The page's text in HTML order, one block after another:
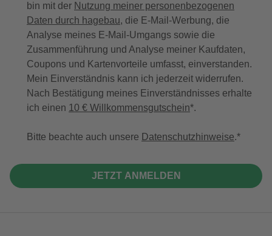
bin mit der Nutzung meiner personenbezogenen
Daten durch hagebau, die E-Mail-Werbung, die
Analyse meines E-Mail-Umgangs sowie die
Zusammenführung und Analyse meiner Kaufdaten,
Coupons und Kartenvorteile umfasst, einverstanden.
Mein Einverständnis kann ich jederzeit widerrufen.
Nach Bestätigung meines Einverständnisses erhalte
ich einen 10 € Willkommensgutschein*.
Bitte beachte auch unsere Datenschutzhinweise.
JETZT ANMELDEN